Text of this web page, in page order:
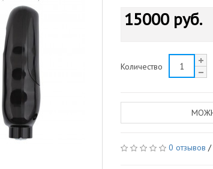
15000 руб.
Количество
0 отзывов